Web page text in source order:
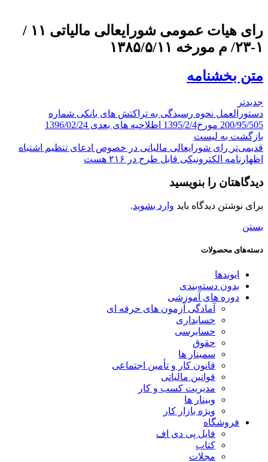
رای هیات عمومی شورایعالی مالیاتی ۱۱ /
۱-۲۳/ م مورخه ۱۳۸۵/۵/۱۱
متن بخشنامه
جدیدتر
دستورالعمل نحوه رسیدگی به تراکتش های بانکی شماره
200/95/505 مورخ1395/2/4 اطلاحیه های بعدی 1396/02/24
بازگشت به لیست
قدیمی‌تر رای شورایعالی مالیاتی در خصوص ادعای تنظیم اشتباه
اظهارنامه الکترونیکی قابل طرح در ۲۱۶ هست
دیدگاهتان را بنویسید
برای نوشتن دیدگاه باید وارد بشوید.
بستن
دسته‌های محصولات
ایوندها
بدون دسته‌بندی
دوره های آموزشی
آمادگی آزمون های حرفه ای
حسابداری
حسابرسی
حقوق
سمینار ها
قانون کار و تأمین اجتماعی
قوانین مالیاتی
مدیریت کسب و کار
وبینار ها
ویژه بازار کار
فروشگاه
فایل پی دی اف
کتاب
مجلات